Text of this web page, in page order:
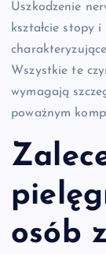
Uszkodzenie
kształcie stopy
Wszystkie te
wymagają
poważnym
osób